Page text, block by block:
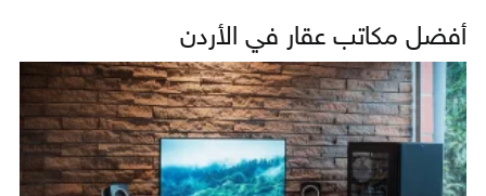
أفضل مكاتب عقار في الأردن